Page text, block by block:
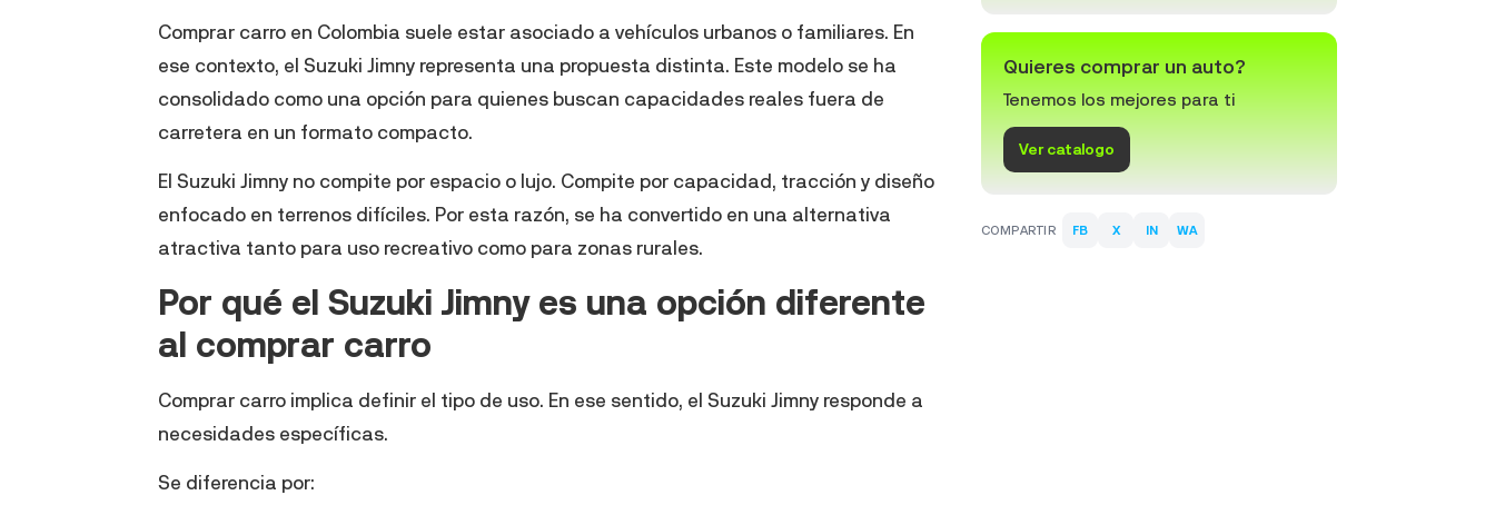
Comprar carro en Colombia suele estar asociado a vehículos urbanos o familiares. En
ese contexto, el Suzuki Jimny representa una propuesta distinta. Este modelo se ha
consolidado como una opción para quienes buscan capacidades reales fuera de
carretera en un formato compacto.
El Suzuki Jimny no compite por espacio o lujo. Compite por capacidad, tracción y diseño
enfocado en terrenos difíciles. Por esta razón, se ha convertido en una alternativa
atractiva tanto para uso recreativo como para zonas rurales.
Por qué el Suzuki Jimny es una opción diferente
al comprar carro
Comprar carro implica definir el tipo de uso. En ese sentido, el Suzuki Jimny responde a
necesidades específicas.
Se diferencia por:
Quieres comprar un auto?
Tenemos los mejores para ti
Ver catalogo
COMPARTIR FB X IN WA